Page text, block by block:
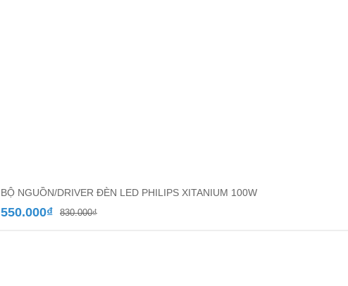
BỘ NGUỒN/DRIVER ĐÈN LED PHILIPS XITANIUM 100W
830.000₫Giá
550.000₫
Giá